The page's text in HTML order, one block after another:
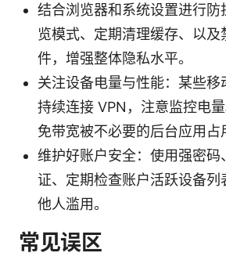
结合浏览器和系统设置进行防
览模式、定期清理缓存、以及
件，增强整体隐私水平。
关注设备电量与性能：某些移
持续连接 VPN，注意监控电
免带宽被不必要的后台应用占
维护好账户安全：使用强密码
证、定期检查账户活跃设备列
他人滥用。
常见误区